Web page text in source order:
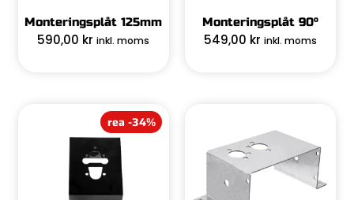
Monteringsplåt 125mm
590,00 kr inkl. moms
Monteringsplåt 90°
549,00 kr inkl. moms
rea -34%